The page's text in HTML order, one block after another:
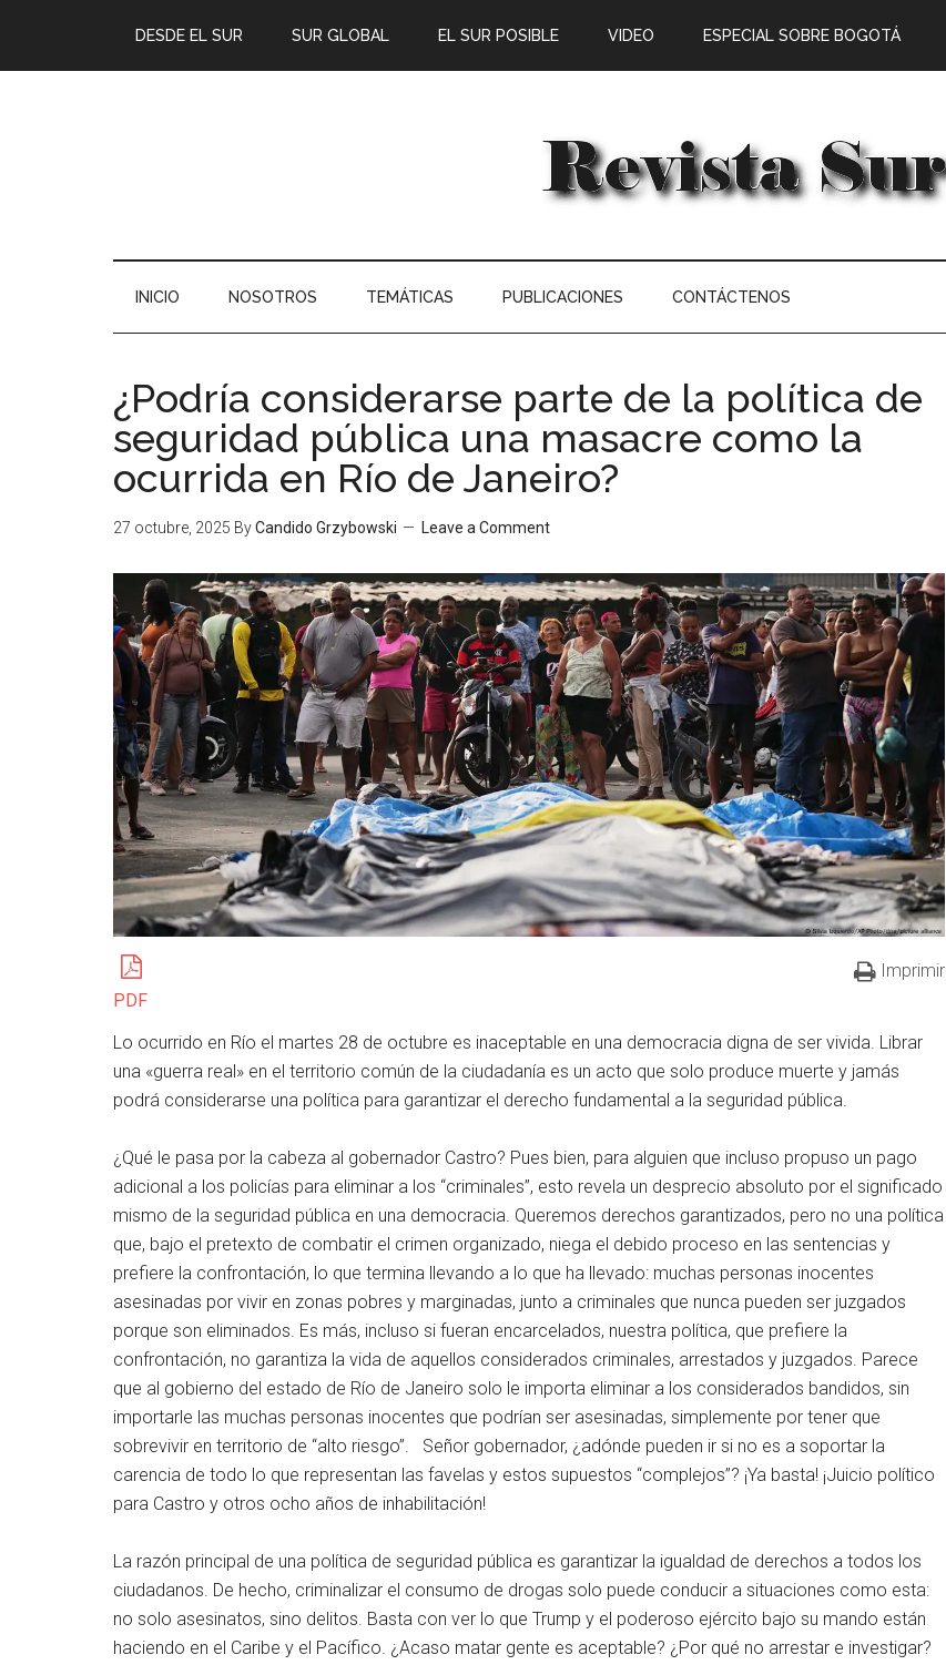
DESDE EL SUR SUR GLOBAL EL SUR POSIBLE VIDEO ESPECIAL SOBRE BOGOTÁ
INICIO NOSOTROS TEMÁTICAS PUBLICACIONES CONTÁCTENOS
¿Podría considerarse parte de la política de
seguridad pública una masacre como la
ocurrida en Río de Janeiro?
27 octubre, 2025 ByCandido Grzybowski Leave a Comment
PDF
Imprimir
Lo ocurrido en Río el martes 28 de octubre es inaceptable en una democracia digna de ser vivida. Librar
una «guerra real» en el territorio común de la ciudadanía es un acto que solo produce muerte y jamás
podrá considerarse una política para garantizar el derecho fundamental a la seguridad pública.
¿Qué le pasa por la cabeza al gobernador Castro? Pues bien, para alguien que incluso propuso un pago
adicional a los policías para eliminar a los “criminales”, esto revela un desprecio absoluto por el significado
mismo de la seguridad pública en una democracia. Queremos derechos garantizados, pero no una política
que, bajo el pretexto de combatir el crimen organizado, niega el debido proceso en las sentencias y
prefiere la confrontación, lo que termina llevando a lo que ha llevado: muchas personas inocentes
asesinadas por vivir en zonas pobres y marginadas, junto a criminales que nunca pueden ser juzgados
porque son eliminados. Es más, incluso si fueran encarcelados, nuestra política, que prefiere la
confrontación, no garantiza la vida de aquellos considerados criminales, arrestados y juzgados. Parece
que al gobierno del estado de Río de Janeiro solo le importa eliminar a los considerados bandidos, sin
importarle las muchas personas inocentes que podrían ser asesinadas, simplemente por tener que
sobrevivir en territorio de “alto riesgo”. Señor gobernador, ¿adónde pueden ir si no es a soportar la
carencia de todo lo que representan las favelas y estos supuestos “complejos”? ¡Ya basta! ¡Juicio político
para Castro y otros ocho años de inhabilitación!
La razón principal de una política de seguridad pública es garantizar la igualdad de derechos a todos los
ciudadanos. De hecho, criminalizar el consumo de drogas solo puede conducir a situaciones como esta:
no solo asesinatos, sino delitos. Basta con ver lo que Trump y el poderoso ejército bajo su mando están
haciendo en el Caribe y el Pacífico. ¿Acaso matar gente es aceptable? ¿Por qué no arrestar e investigar?